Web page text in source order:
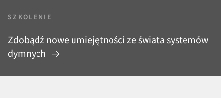
SZKOLENIE
Zdobądź nowe umiejętności ze świata systemów
dymnych